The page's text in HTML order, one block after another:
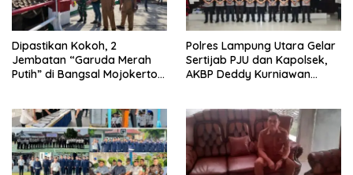
Dipastikan Kokoh, 2
Jembatan “Garuda Merah
Putih” di Bangsal Mojokerto
Polres Lampung Utara Gelar
Sertijab PJU dan Kapolsek,
AKBP Deddy Kurniawan